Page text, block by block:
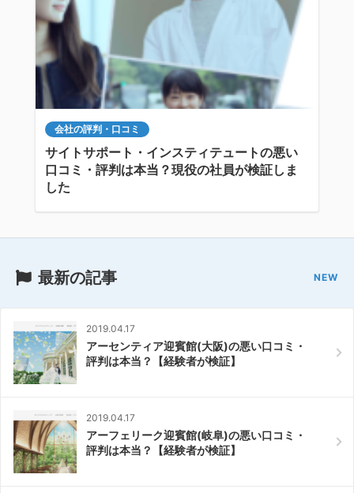
会社の評判・口コミ
サイトサポート・インスティテュートの悪い
口コミ・評判は本当？現役の社員が検証しま
した
最新の記事
2019.04.17
アーセンティア迎賓館(大阪)の悪い口コミ・
評判は本当？【経験者が検証】
2019.04.17
アーフェリーク迎賓館(岐阜)の悪い口コミ・
評判は本当？【経験者が検証】